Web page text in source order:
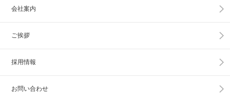
会社案内
ご挨拶
採用情報
お問い合わせ